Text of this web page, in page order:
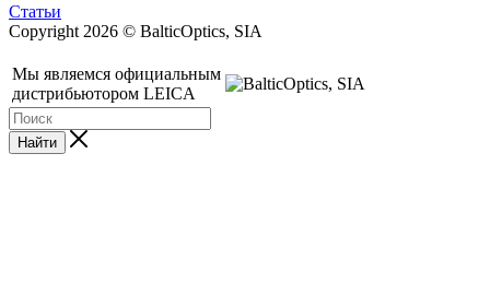
Статьи
Copyright 2026 © BalticOptics, SIA
Мы являемся официальным
дистрибьютором LEICA
Найти